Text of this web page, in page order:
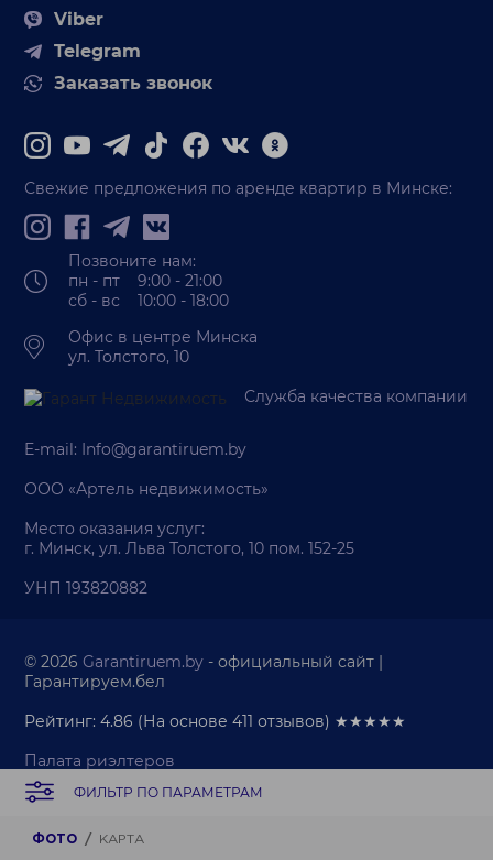
ФИЛЬТР ПО ПАРАМЕТРАМ
ФОТО КАРТА
Viber
Telegram
Заказать звонок
Свежие предложения по аренде квартир в Минске:
Позвоните нам:
пн - пт 9:00 - 21:00
сб - вс 10:00 - 18:00
Офис в центре Минска
ул. Толстого, 10
Служба качества компании
E-mail: Info@garantiruem.by
ООО «Артель недвижимость»
Место оказания услуг:
г. Минск, ул. Льва Толстого, 10 пом. 152-25
УНП 193820882
© 2026Garantiruem.by - официальный сайт |
Гарантируем.бел
Рейтинг: 4.86 (На основе411 отзывов) ★★★★★
Палата риэлтеров
Политика обработки персональных данных
Политика обработки cookie-файлов